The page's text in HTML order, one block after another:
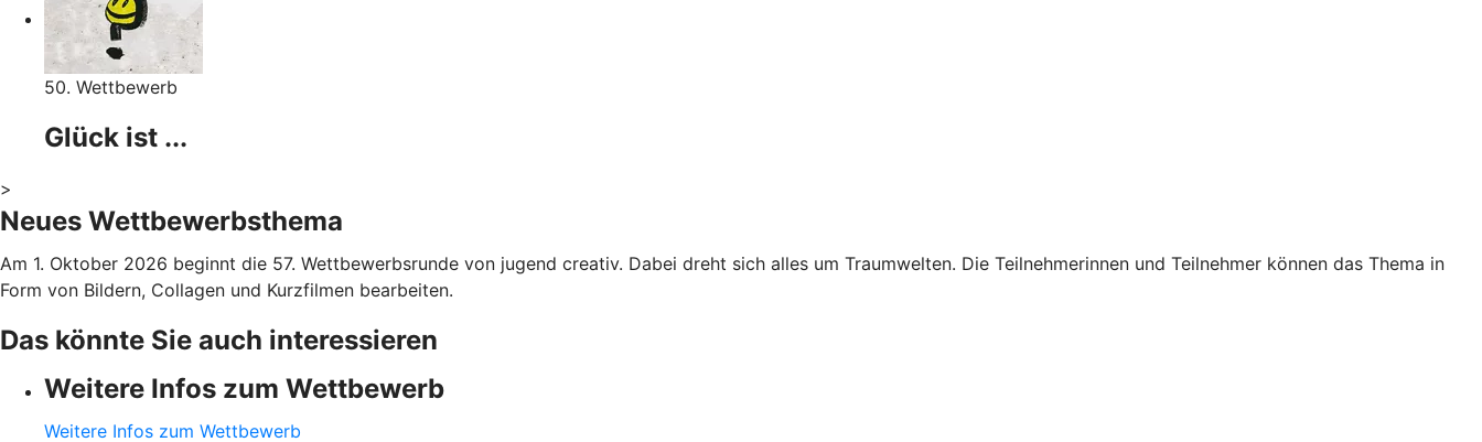
50. Wettbewerb
Glück ist ...
>
Neues Wettbewerbsthema
Am 1. Oktober 2026 beginnt die 57. Wettbewerbsrunde von jugend creativ. Dabei dreht sich alles um Traumwelten. Die Teilnehmerinnen und Teilnehmer können das Thema in
Form von Bildern, Collagen und Kurzfilmen bearbeiten.
Das könnte Sie auch interessieren
Weitere Infos zum Wettbewerb
Weitere Infos zum Wettbewerb